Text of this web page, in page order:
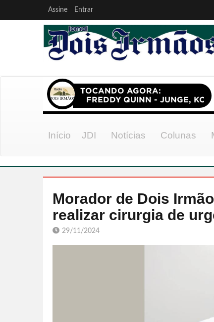
Assine Entrar
Início JDI Notícias Colunas
Morador de Dois
realizar cirurgia de
29/11/2024